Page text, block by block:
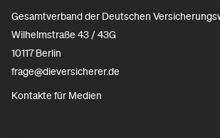
Gesamtverband der Deutschen
Wilhelmstraße 43 / 43G
10117 Berlin
frage@dieversicherer.de
Kontakte für Medien